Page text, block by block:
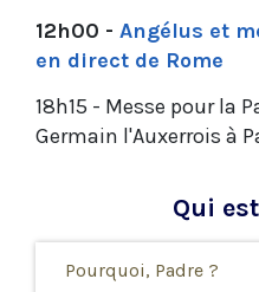
12h00 - Angélus et
en direct de Rome
18h15 - Messe pour la
Germain l'Auxerrois à
Qui
Pourquoi, Padre ?